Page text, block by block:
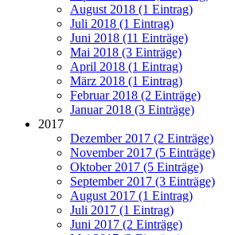
August 2018 (1 Eintrag)
Juli 2018 (1 Eintrag)
Juni 2018 (11 Einträge)
Mai 2018 (3 Einträge)
April 2018 (1 Eintrag)
März 2018 (1 Eintrag)
Februar 2018 (2 Einträge)
Januar 2018 (3 Einträge)
2017
Dezember 2017 (2 Einträge)
November 2017 (5 Einträge)
Oktober 2017 (5 Einträge)
September 2017 (3 Einträge)
August 2017 (1 Eintrag)
Juli 2017 (1 Eintrag)
Juni 2017 (2 Einträge)